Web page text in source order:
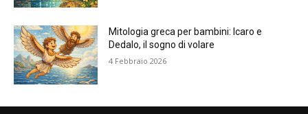
Mitologia greca per bambini: Icaro e
Dedalo, il sogno di volare
4 Febbraio 2026